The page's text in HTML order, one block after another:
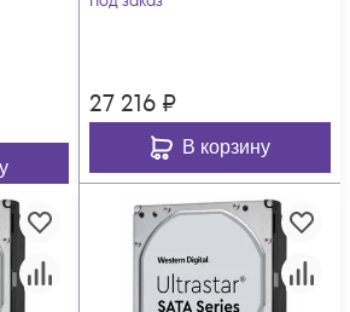
27 216 ₽
В корзину